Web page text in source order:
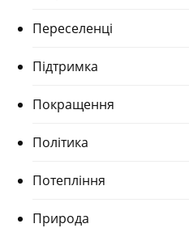
Переселенці
Підтримка
Покращення
Політика
Потепління
Природа